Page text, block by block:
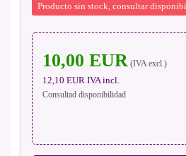
Producto sin stock, consultar
10,00 EUR (IVA excl.)
12,10 EUR IVA incl.
Consultad disponibilidad